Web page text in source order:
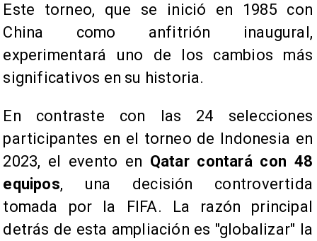
Este torneo, que se inició en 1985 con
China como anfitrión inaugural,
experimentará uno de los cambios más
significativos en su historia.
En contraste con las 24 selecciones
participantes en el torneo de Indonesia en
2023, el evento en Qatar contará con 48
equipos, una decisión controvertida
tomada por la FIFA. La razón principal
detrás de esta ampliación es "globalizar" la